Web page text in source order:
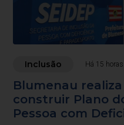
Inclusão Há 15 horas
Blumenau
construir Plano
Pessoa com